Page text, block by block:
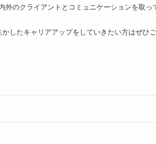
のクライアントとコミュニケーションを取っ
したキャリアアップをしていきたい方はぜひ